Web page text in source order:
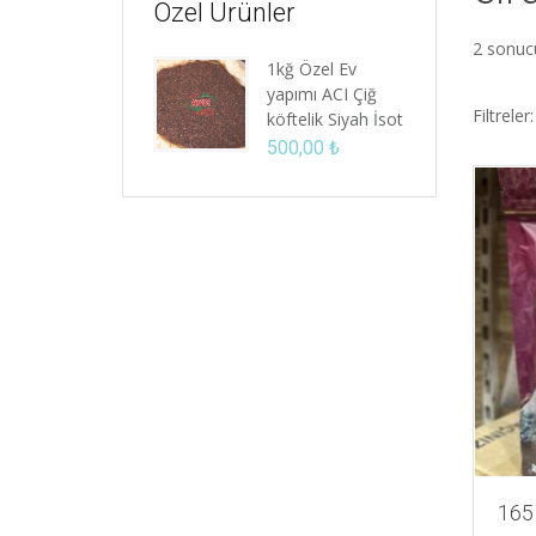
2
Filtreler:
Özel Ürünler
1kğ Özel Ev
yapımı ACI Çiğ
köftelik Siyah İsot
500,00 ₺